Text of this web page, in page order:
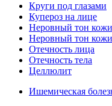
Круги под глазами
Купероз на лице
Неровный тон
Неровный тон кожи
Отечность лица
Отечность тела
Целлюлит
Ишемическая